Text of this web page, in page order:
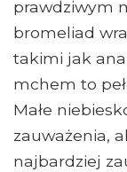
prawdziwym
bromeliad
takimi jak
mchem to
Małe
zauważenia,
najbardziej